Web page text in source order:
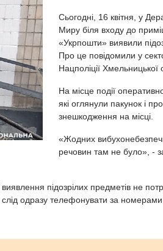
Сьогодні, 16 квітня, у
Миру біля входу до
«Укрпошти» виявили
Про це повідомили у
Нацполіції Хмельницької
На місце події
які оглянули пакунок і
знешкодження на місці.
«Жодних
речовин там не було», -
підозрілих предметів не
слід одразу телефонувати за